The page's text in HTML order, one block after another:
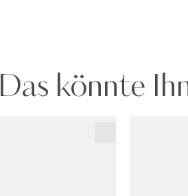
Das könnte